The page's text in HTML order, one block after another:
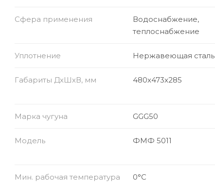
Сфера применения
Водоснабжение,
теплоснабжение
Уплотнение Нержавеющая сталь
Габариты ДхШхВ, мм 480x473x285
Марка чугуна GGG50
Модель ФМФ 5011
Мин. рабочая температура 0°C